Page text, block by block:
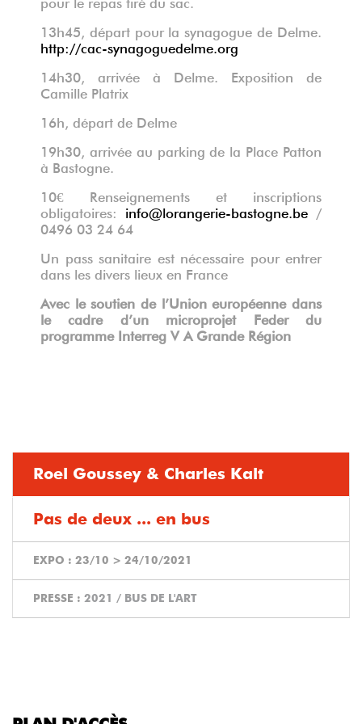
13h45, départ pour la synagogue de Delme.
http://cac-synagoguedelme.org
14h30, arrivée à Delme. Exposition de
Camille Platrix
16h, départ de Delme
19h30, arrivée au parking de la Place Patton
à Bastogne.
10€ Renseignements et inscriptions
obligatoires: info@lorangerie-bastogne.be /
0496 03 24 64
Un pass sanitaire est nécessaire pour entrer
dans les divers lieux en France
Avec le soutien de l’Union européenne dans
le cadre d’un microprojet Feder du
programme Interreg V A Grande Région
Roel Goussey & Charles Kalt
Pas de deux ... en bus
EXPO : 23/10 > 24/10/2021
PRESSE : 2021 / BUS DE L'ART